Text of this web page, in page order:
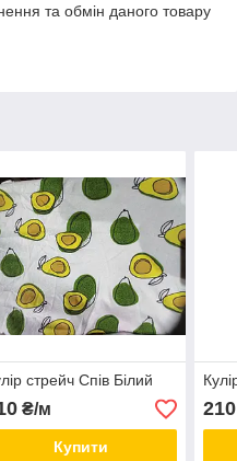
та обмін даного товару
стрейч Спів Білий
₴/м
Купити
210